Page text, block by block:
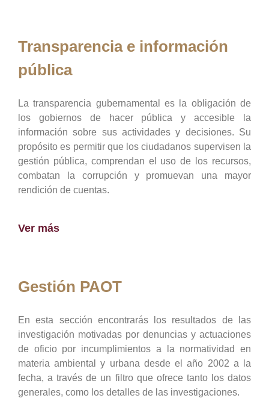
Transparencia e información
pública
La transparencia gubernamental es la obligación de
los gobiernos de hacer pública y accesible la
información sobre sus actividades y decisiones. Su
propósito es permitir que los ciudadanos supervisen la
gestión pública, comprendan el uso de los recursos,
combatan la corrupción y promuevan una mayor
rendición de cuentas.
Ver más
Gestión PAOT
En esta sección encontrarás los resultados de las
investigación motivadas por denuncias y actuaciones
de oficio por incumplimientos a la normatividad en
materia ambiental y urbana desde el año 2002 a la
fecha, a través de un filtro que ofrece tanto los datos
generales, como los detalles de las investigaciones.